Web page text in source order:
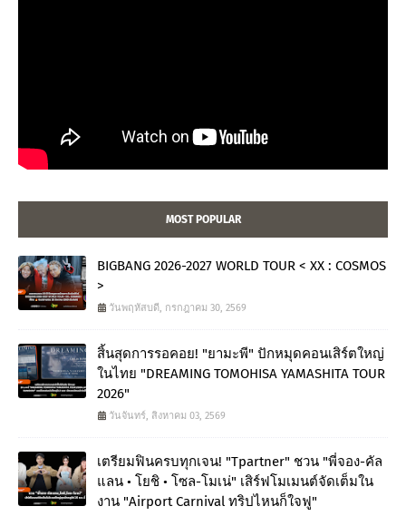
MOST POPULAR
BIGBANG 2026-2027 WORLD TOUR < XX : COSMOS
>
วันพฤหัสบดี, กรกฎาคม 30, 2569
สิ้นสุดการรอคอย! "ยามะพี" ปักหมุดคอนเสิร์ตใหญ่
ในไทย "DREAMING TOMOHISA YAMASHITA TOUR
2026"
วันจันทร์, สิงหาคม 03, 2569
เตรียมฟินครบทุกเจน! "Tpartner" ชวน "พี่จอง-คัล
แลน • โยชิ • โซล-โมเน่" เสิร์ฟโมเมนต์จัดเต็มใน
งาน "Airport Carnival ทริปไหนก็ใจฟู"